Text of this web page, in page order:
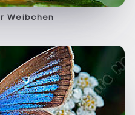
Weibchen